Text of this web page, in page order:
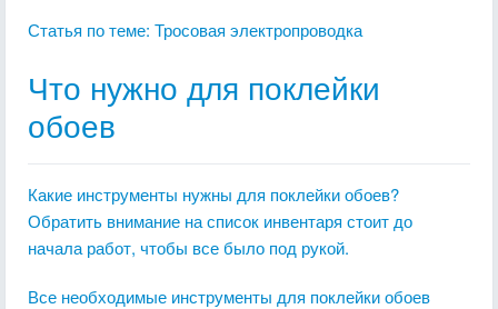
Статья по теме: Тросовая электропроводка
Что нужно для поклейки
обоев
Какие инструменты нужны для поклейки обоев?
Обратить внимание на список инвентаря стоит до
начала работ, чтобы все было под рукой.
Все необходимые инструменты для поклейки обоев